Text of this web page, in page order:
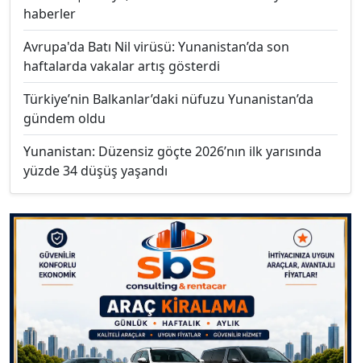
haberler
Avrupa'da Batı Nil virüsü: Yunanistan’da son
haftalarda vakalar artış gösterdi
Türkiye’nin Balkanlar’daki nüfuzu Yunanistan’da
gündem oldu
Yunanistan: Düzensiz göçte 2026’nın ilk yarısında
yüzde 34 düşüş yaşandı